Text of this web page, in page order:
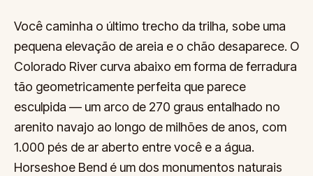
Você caminha o último trecho da trilha, sobe uma
pequena elevação de areia e o chão desaparece. O
Colorado River curva abaixo em forma de ferradura
tão geometricamente perfeita que parece
esculpida — um arco de 270 graus entalhado no
arenito navajo ao longo de milhões de anos, com
1.000 pés de ar aberto entre você e a água.
Horseshoe Bend é um dos monumentos naturais